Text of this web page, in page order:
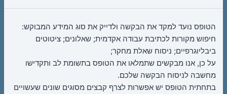
הטופס נועד למקד את הבקשה ולדייק את סוג המידע המבוקש:
חיפוש מקורות לכתיבת עבודה אקדמית; שאלונים; ציטוטים
ביבליוגרפיים; ניסוח שאלת מחקר;
על כן, אנו מבקשים שתמלאו את הטופס בתשומת לב ותקדישו
מחשבה לניסוח הבקשה שלכם.
בתחתית הטופס יש אפשרות לצרף קבצים מסוגים שונים שעשויים